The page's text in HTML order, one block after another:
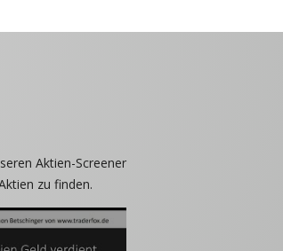
Aktien-Screener
zu finden.